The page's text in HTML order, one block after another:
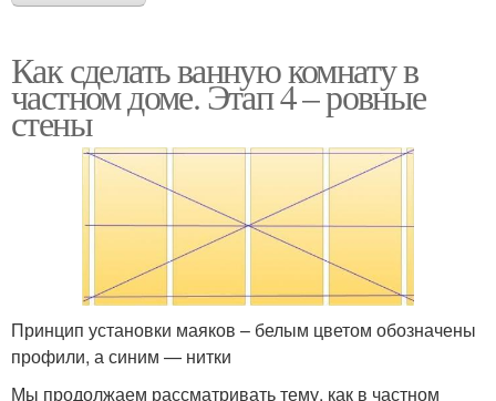
Как сделать ванную комнату в
частном доме. Этап 4 – ровные
стены
Принцип установки маяков – белым цветом обозначены
профили, а синим — нитки
Мы продолжаем рассматривать тему, как в частном